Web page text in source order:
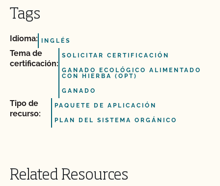
Tags
Idioma: INGLÉS
Tema de
certificación:
SOLICITAR CERTIFICACIÓN
GANADO ECOLÓGICO ALIMENTADO
CON HIERBA (OPT)
GANADO
Tipo de
recurso:
PAQUETE DE APLICACIÓN
PLAN DEL SISTEMA ORGÁNICO
Related Resources